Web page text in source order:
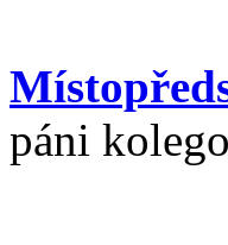
páni